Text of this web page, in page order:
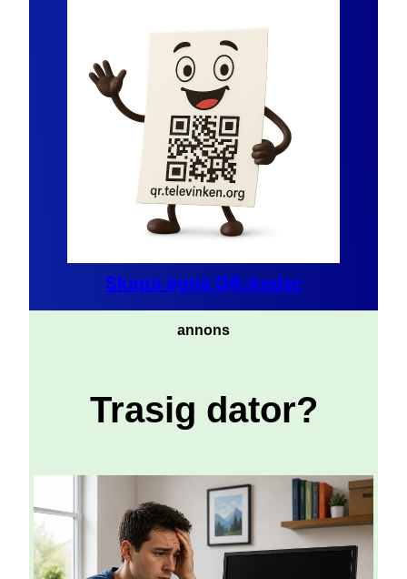
Skapa egna QR-koder
annons
Trasig dator?